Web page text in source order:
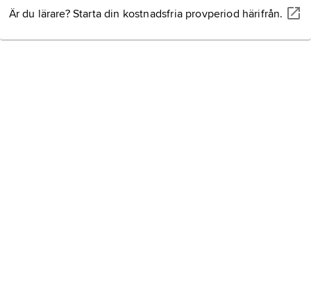
Är du lärare? Starta din kostnadsfria provperiod härifrån.